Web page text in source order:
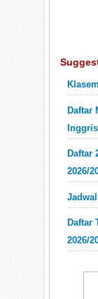
Daftar
Daftar
2026/
Daftar
2026/